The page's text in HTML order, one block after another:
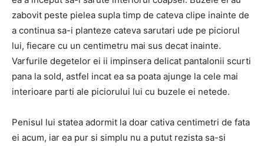
zabovit peste pielea supla timp de cateva clipe inainte de
a continua sa-i planteze cateva sarutari ude pe piciorul
lui, fiecare cu un centimetru mai sus decat inainte.
Varfurile degetelor ei ii impinsera delicat pantalonii scurti
pana la sold, astfel incat ea sa poata ajunge la cele mai
interioare parti ale piciorului lui cu buzele ei netede.
Penisul lui statea adormit la doar cativa centimetri de fata
ei acum, iar ea pur si simplu nu a putut rezista sa-si